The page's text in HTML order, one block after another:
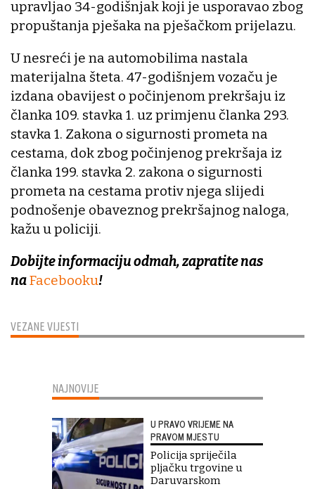
VEZANE VIJESTI
upravljao 34-godišnjak koji je usporavao zbog
propuštanja pješaka na pješačkom prijelazu.
U nesreći je na automobilima nastala
materijalna šteta. 47-godišnjem vozaču je
izdana obavijest o počinjenom prekršaju iz
članka 109. stavka 1. uz primjenu članka 293.
stavka 1. Zakona o sigurnosti prometa na
cestama, dok zbog počinjenog prekršaja iz
članka 199. stavka 2. zakona o sigurnosti
prometa na cestama protiv njega slijedi
podnošenje obaveznog prekršajnog naloga,
kažu u policiji.
Dobijte informaciju odmah, zapratite nas
naFacebooku!
NAJNOVIJE
U PRAVO VRIJEME NA
PRAVOM MJESTU
Policija spriječila
pljačku trgovine u
Daruvarskom